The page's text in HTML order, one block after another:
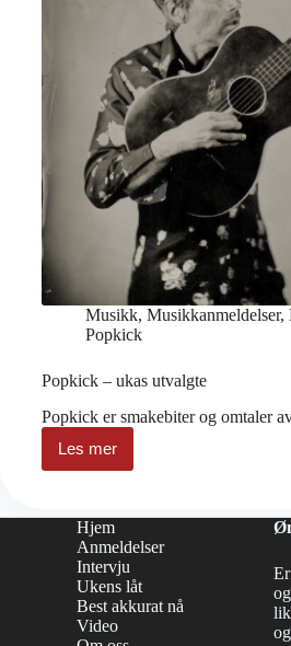
Musikk, Musikkanmeldelser,
Popkick
Popkick – ukas utvalgte
Popkick er smakebiter og omtaler
Les mer
Popkick
–
Hjem
Anmeldelser
Intervju
Ukens låt
Best akkurat nå
Video